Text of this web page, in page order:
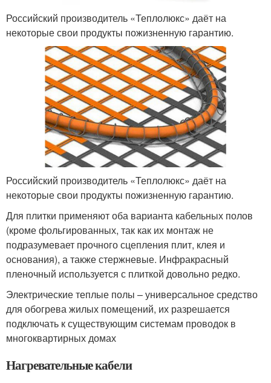
Российский производитель «Теплолюкс» даёт на
некоторые свои продукты пожизненную гарантию.
Российский производитель «Теплолюкс» даёт на
некоторые свои продукты пожизненную гарантию.
Для плитки применяют оба варианта кабельных полов
(кроме фольгированных, так как их монтаж не
подразумевает прочного сцепления плит, клея и
основания), а также стержневые. Инфракрасный
пленочный используется с плиткой довольно редко.
Электрические теплые полы – универсальное средство
для обогрева жилых помещений, их разрешается
подключать к существующим системам проводок в
многоквартирных домах
Нагревательные кабели